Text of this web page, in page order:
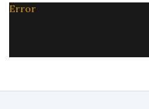
Error